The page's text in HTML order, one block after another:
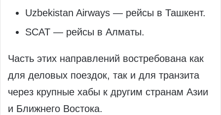
Uzbekistan Airways — рейсы в Ташкент.
SCAT — рейсы в Алматы.
Часть этих направлений востребована как
для деловых поездок, так и для транзита
через крупные хабы к другим странам Азии
и Ближнего Востока.